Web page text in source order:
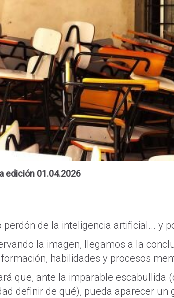
edición 01.04.2026
perdón de la inteligencia artificial... y
la imagen, llegamos a la
habilidades y procesos
que, ante la imparable escabullida
definir de qué), pueda aparecer